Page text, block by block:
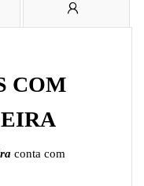
COM
conta com